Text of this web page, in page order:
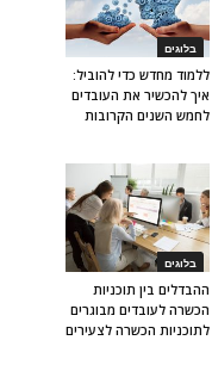
בלוגים
ללמוד מחדש כדי להוביל:
איך להכשיר את העובדים
לחמש השנים הקרובות
בלוגים
ההבדלים בין תוכניות
הכשרה לעובדים מבוגרים
לתוכניות הכשרה לצעירים